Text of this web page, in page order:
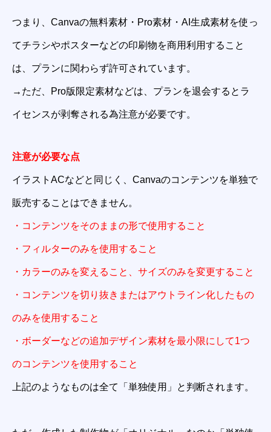
つまり、Canvaの無料素材・Pro素材・AI生成素材を使っ
てチラシやポスターなどの印刷物を商用利用すること
は、プランに関わらず許可されています。
→ただ、Pro版限定素材などは、プランを退会するとラ
イセンスが剥奪される為注意が必要です。
注意が必要な点
イラストACなどと同じく、Canvaのコンテンツを単独で
販売することはできません。
・コンテンツをそのままの形で使用すること
・フィルターのみを使用すること
・カラーのみを変えること、サイズのみを変更すること
・コンテンツを切り抜きまたはアウトライン化したもの
のみを使用すること
・ボーダーなどの追加デザイン素材を最小限にして1つ
のコンテンツを使用すること
上記のようなものは全て「単独使用」と判断されます。